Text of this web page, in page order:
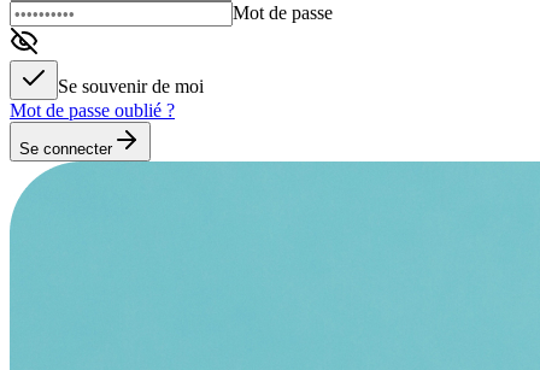
Mot de passe
Se souvenir de moi
Mot de passe oublié ?
Se connecter